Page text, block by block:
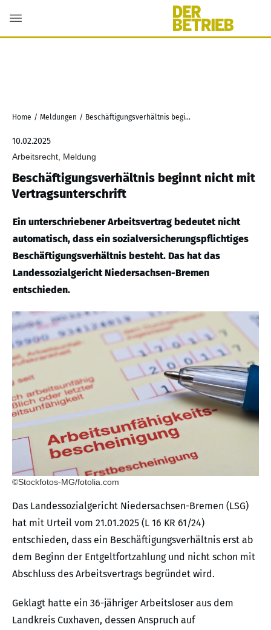
Home / Meldungen / Beschäftigungsverhältnis beginnt nicht mit Vertragsunterschrift
10.02.2025
Arbeitsrecht, Meldung
Beschäftigungsverhältnis beginnt nicht mit
Vertragsunterschrift
Ein unterschriebener Arbeitsvertrag bedeutet nicht
automatisch, dass ein sozialversicherungspflichtiges
Beschäftigungsverhältnis besteht. Das hat das
Landessozialgericht Niedersachsen-Bremen
entschieden.
©Stockfotos-MG/fotolia.com
Das Landessozialgericht Niedersachsen-Bremen (LSG)
hat mit Urteil vom 21.01.2025 (L 16 KR 61/24)
entschieden, dass ein Beschäftigungsverhältnis erst ab
dem Beginn der Entgeltfortzahlung und nicht schon mit
Abschluss des Arbeitsvertrags begründet wird.
Geklagt hatte ein 36-jähriger Arbeitsloser aus dem
Landkreis Cuxhaven, dessen Anspruch auf